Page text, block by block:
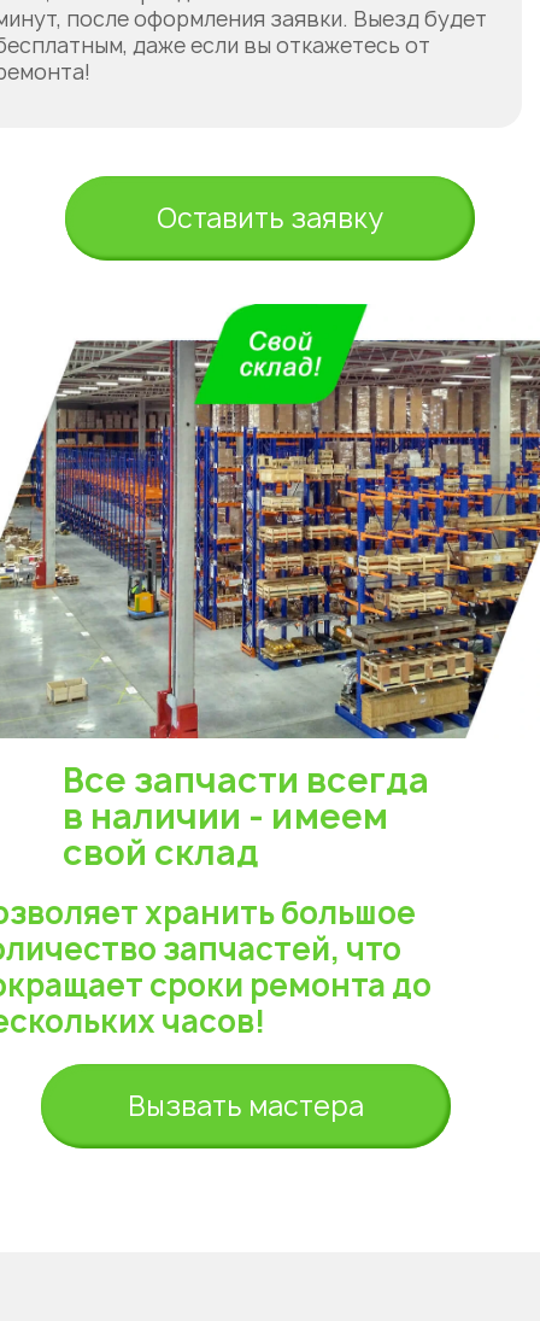
после оформления заявки. Выезд будет
даже если вы откажетесь от
Оставить заявку
Все запчасти всегда
в наличии - имеем
свой склад
хранить большое
запчастей, что
сроки ремонта до
часов!
Вызвать мастера